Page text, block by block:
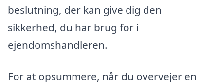
beslutning, der kan give dig den
sikkerhed, du har brug for i
ejendomshandleren.
For at opsummere, når du overvejer en